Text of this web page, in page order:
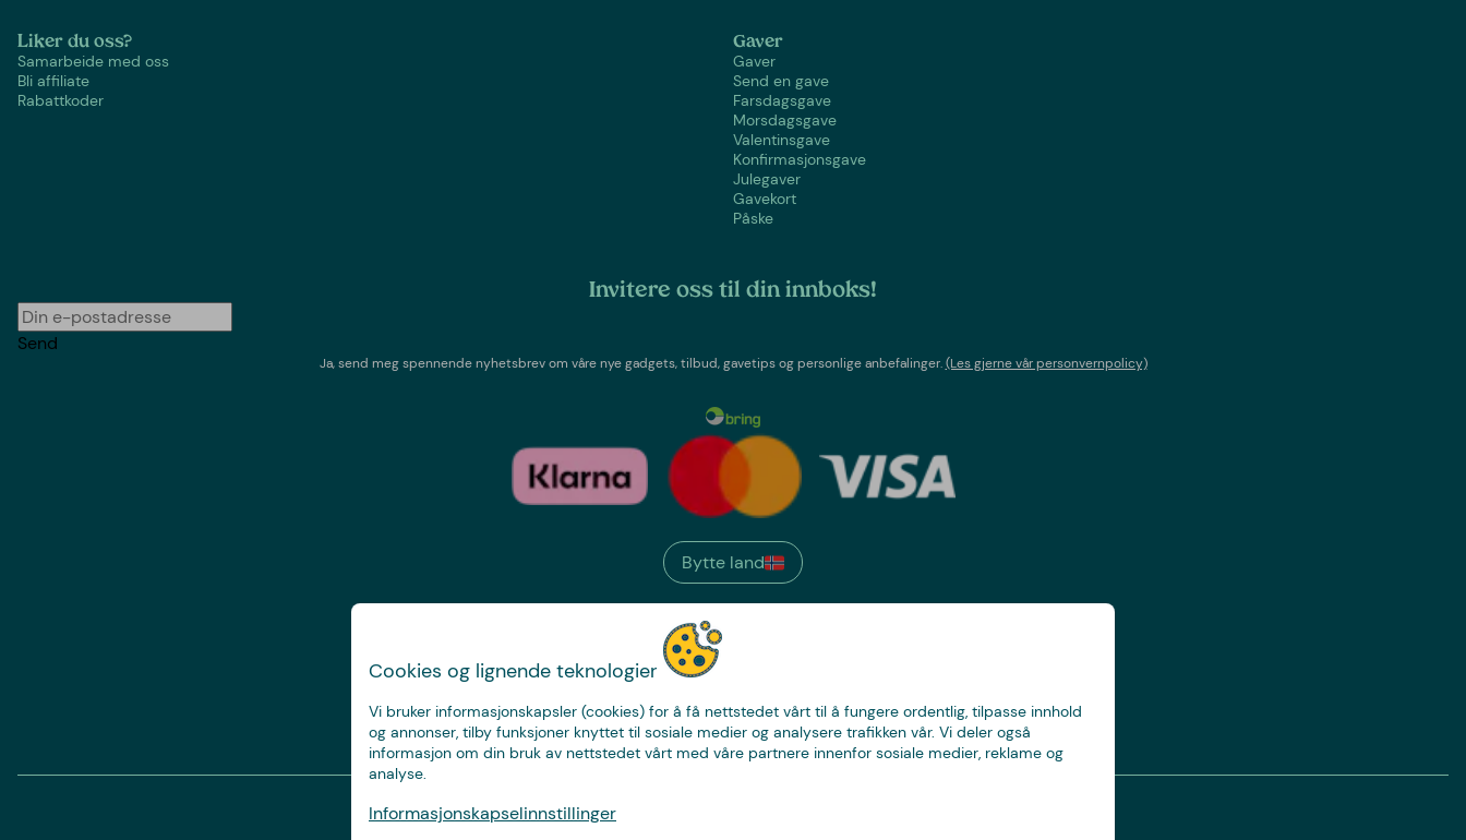
Cookies og lignende teknologier
Vi bruker informasjonskapsler (cookies) for å få nettstedet vårt til å fungere ordentlig, tilpasse innhold
og annonser, tilby funksjoner knyttet til sosiale medier og analysere trafikken vår. Vi deler også
informasjon om din bruk av nettstedet vårt med våre partnere innenfor sosiale medier, reklame og
analyse.
Informasjonskapselinnstillinger
Liker du oss?
Samarbeide med oss
Bli affiliate
Rabattkoder
Gaver
Gaver
Send en gave
Farsdagsgave
Morsdagsgave
Valentinsgave
Konfirmasjonsgave
Julegaver
Gavekort
Påske
Invitere oss til din innboks!
Send
Ja, send meg spennende nyhetsbrev om våre nye gadgets, tilbud, gavetips og personlige anbefalinger.(Les gjerne vår personvernpolicy)
Bytte land